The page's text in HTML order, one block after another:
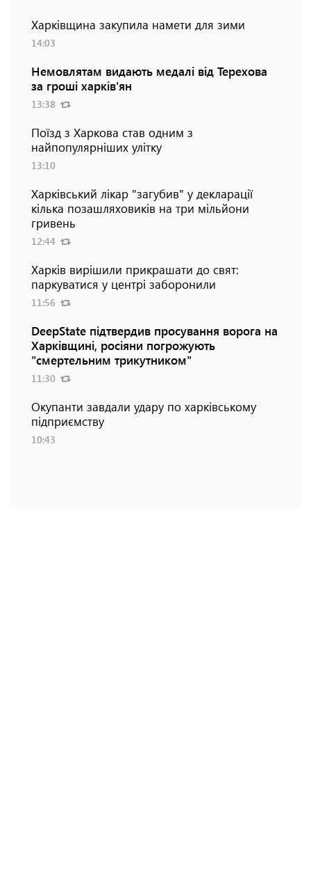
Харківщина закупила намети для зими
14:03
Немовлятам видають медалі від Терехова
за гроші харків'ян
13:38
Поїзд з Харкова став одним з
найпопулярніших улітку
13:10
Харківський лікар "загубив" у декларації
кілька позашляховиків на три мільйони
гривень
12:44
Харків вирішили прикрашати до свят:
паркуватися у центрі заборонили
11:56
DeepState підтвердив просування ворога на
Харківщині, росіяни погрожують
"смертельним трикутником"
11:30
Окупанти завдали удару по харківському
підприємству
10:43